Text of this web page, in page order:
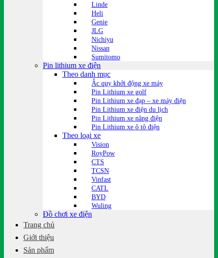
Linde
Heli
Genie
JLG
Nichiyu
Nissan
Sumitomo
Pin lithium xe điện
Theo danh mục
Ắc quy khởi động xe máy
Pin Lithium xe golf
Pin Lithium xe đạp – xe máy điện
Pin Lithium xe điện du lịch
Pin Lithium xe nâng điện
Pin Lithium xe ô tô điện
Theo loại xe
Vision
RoyPow
CTS
TCSN
Vinfast
CATL
BYD
Wuling
Đồ chơi xe điện
Trang chủ
Giới thiệu
Sản phẩm